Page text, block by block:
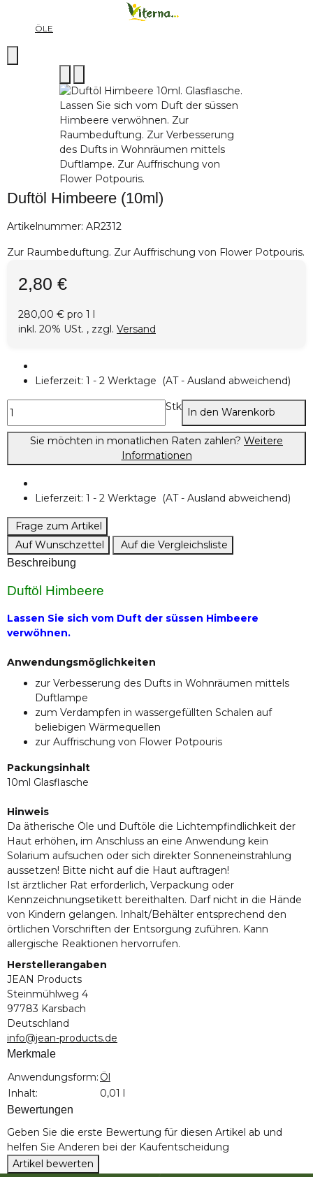
ÖLE
Duftöl Himbeere (10ml)
Artikelnummer: AR2312
Zur Raumbeduftung. Zur Auffrischung von Flower Potpouris.
2,80 €
280,00 € pro 1 l
inkl. 20% USt. , zzgl. Versand
Lieferzeit: 1 - 2 Werktage (AT - Ausland abweichend)
Stk In den Warenkorb
Sie möchten in monatlichen Raten zahlen? Weitere
Informationen
Lieferzeit: 1 - 2 Werktage (AT - Ausland abweichend)
Frage zum Artikel
Auf Wunschzettel
Auf die Vergleichsliste
Beschreibung
Duftöl Himbeere
Lassen Sie sich vom Duft der süssen Himbeere
verwöhnen.
Anwendungsmöglichkeiten
zur Verbesserung des Dufts in Wohnräumen mittels
Duftlampe
zum Verdampfen in wassergefüllten Schalen auf
beliebigen Wärmequellen
zur Auffrischung von Flower Potpouris
Packungsinhalt
10ml Glasflasche
Hinweis
Da ätherische Öle und Duftöle die Lichtempfindlichkeit der
Haut erhöhen, im Anschluss an eine Anwendung kein
Solarium aufsuchen oder sich direkter Sonneneinstrahlung
aussetzen! Bitte nicht auf die Haut auftragen!
Ist ärztlicher Rat erforderlich, Verpackung oder
Kennzeichnungsetikett bereithalten. Darf nicht in die Hände
von Kindern gelangen. Inhalt/Behälter entsprechend den
örtlichen Vorschriften der Entsorgung zuführen. Kann
allergische Reaktionen hervorrufen.
Herstellerangaben
JEAN Products
Steinmühlweg 4
97783 Karsbach
Deutschland
info@jean-products.de
Merkmale
Produkteigenschaft
Wert
Anwendungsform: Öl
Inhalt:
0,01 l
Bewertungen
Geben Sie die erste Bewertung für diesen Artikel ab und
helfen Sie Anderen bei der Kaufentscheidung
Artikel bewerten